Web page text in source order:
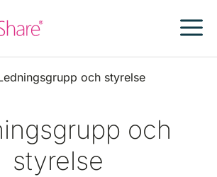
och styrelse
och
styrelse